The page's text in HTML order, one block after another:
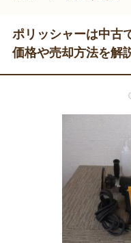
ポリッシャーは中古
価格や売却方法を解